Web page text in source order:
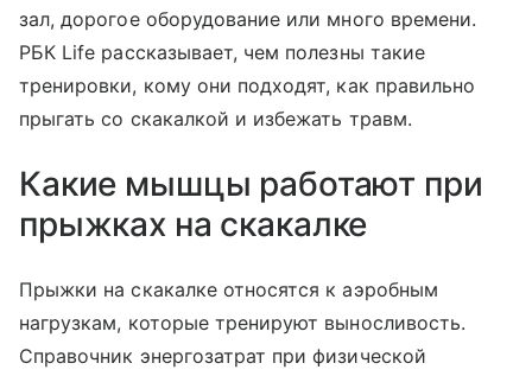
зал, дорогое оборудование или много времени.
РБК Life рассказывает, чем полезны такие
тренировки, кому они подходят, как правильно
прыгать со скакалкой и избежать травм.
Какие мышцы работают при
прыжках на скакалке
Прыжки на скакалке относятся к аэробным
нагрузкам, которые тренируют выносливость.
Справочник энергозатрат при физической